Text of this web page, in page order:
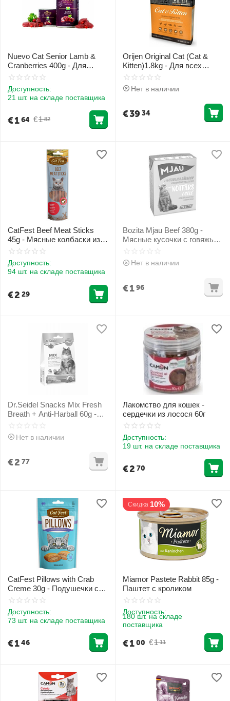
Nuevo Cat Senior Lamb &
Cranberries 400g - Для
пожилых кошек с ягненком
Доступность:
21 шт. на складе поставщика
€1 82
€164
Orijen Original Cat (Cat &
Kitten)1.8kg - Для всех
возрастов (курица,
индюшка и рыба)
Нет в наличии
€3934
CatFest Beef Meat Sticks
45g - Мясные колбаски из
говядины
Доступность:
94 шт. на складе поставщика
€2 29
Bozita Mjau Beef 380g -
Мясные кусочки с говяжьим
Нет в наличии
€196
Dr.Seidel Snacks Mix Fresh
Breath + Anti-Harball 60g -
в пищеварительном тракте
и для свежего дыхания
Нет в наличии
€2 77
Лакомство для кошек -
сердечки из лосося 60г
Доступность:
19 шт. на складе поставщика
€2 70
CatFest Pillows with Crab
Creme 30g - Подушечки с
крабом для кошек
Доступность:
73 шт. на складе поставщика
€146
Скидка 10%
Miamor Pastete Rabbit 85g -
Паштет с кроликом
Доступность:
180 шт. на складе
поставщика
€1 11
€100